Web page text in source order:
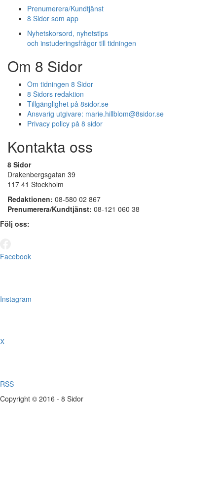
Prenumerera/Kundtjänst
8 Sidor som app
Nyhetskorsord, nyhetstips
och instuderingsfrågor till tidningen
Om 8 Sidor
Om tidningen 8 Sidor
8 Sidors redaktion
Tillgänglighet på 8sidor.se
Ansvarig utgivare: marie.hillblom@8sidor.se
Privacy policy på 8 sidor
Kontakta oss
8 Sidor
Drakenbergsgatan 39
117 41 Stockholm
Redaktionen: 08-580 02 867
Prenumerera/Kundtjänst: 08-121 060 38
Följ oss:
Facebook
Instagram
X
RSS
Copyright © 2016 - 8 Sidor